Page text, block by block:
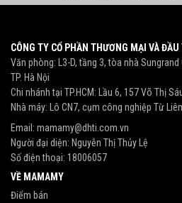
CÔNG TY CỔ PHẦN THƯƠNG MẠI VÀ
Văn phòng: L3-D, tầng 3, tòa nhà Sungrand
TP. Hà Nội
Chi nhánh tại TP.HCM: Lầu 6, 157 Võ Thị
Nhà máy: Lô CN7, cụm công nghiệp Từ
Email: mamamy@dhti.com.vn
Người đại diện: Nguyễn Thị Thủy Lệ
Số điện thoại: 18006057
VỀ MAMAMY
Điểm bán